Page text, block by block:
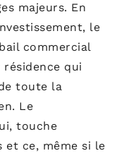
majeurs. En
le
commercial
résidence qui
toute la
Le
touche
et ce, même si le